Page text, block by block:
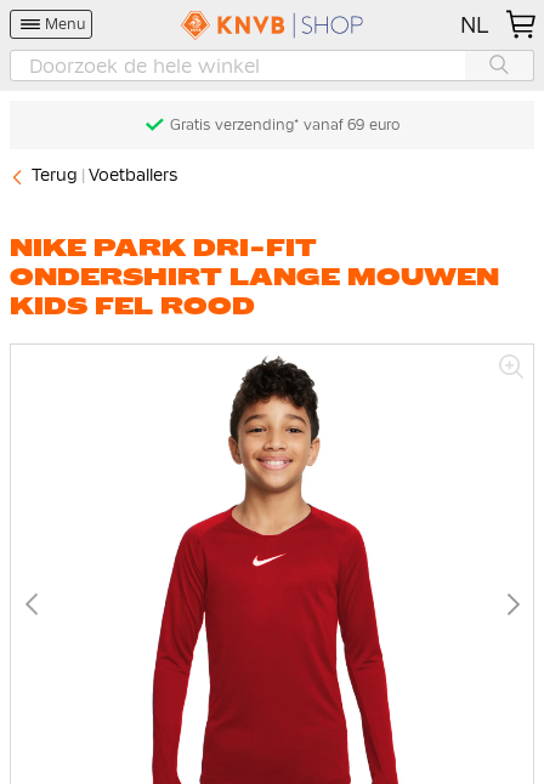
Menu NL
Gratis verzending* vanaf 69 euro
Terug Voetballers
NIKE PARK DRI-FIT
ONDERSHIRT LANGE MOUWEN
KIDS FEL ROOD